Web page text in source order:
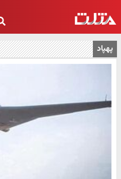
پهپاد